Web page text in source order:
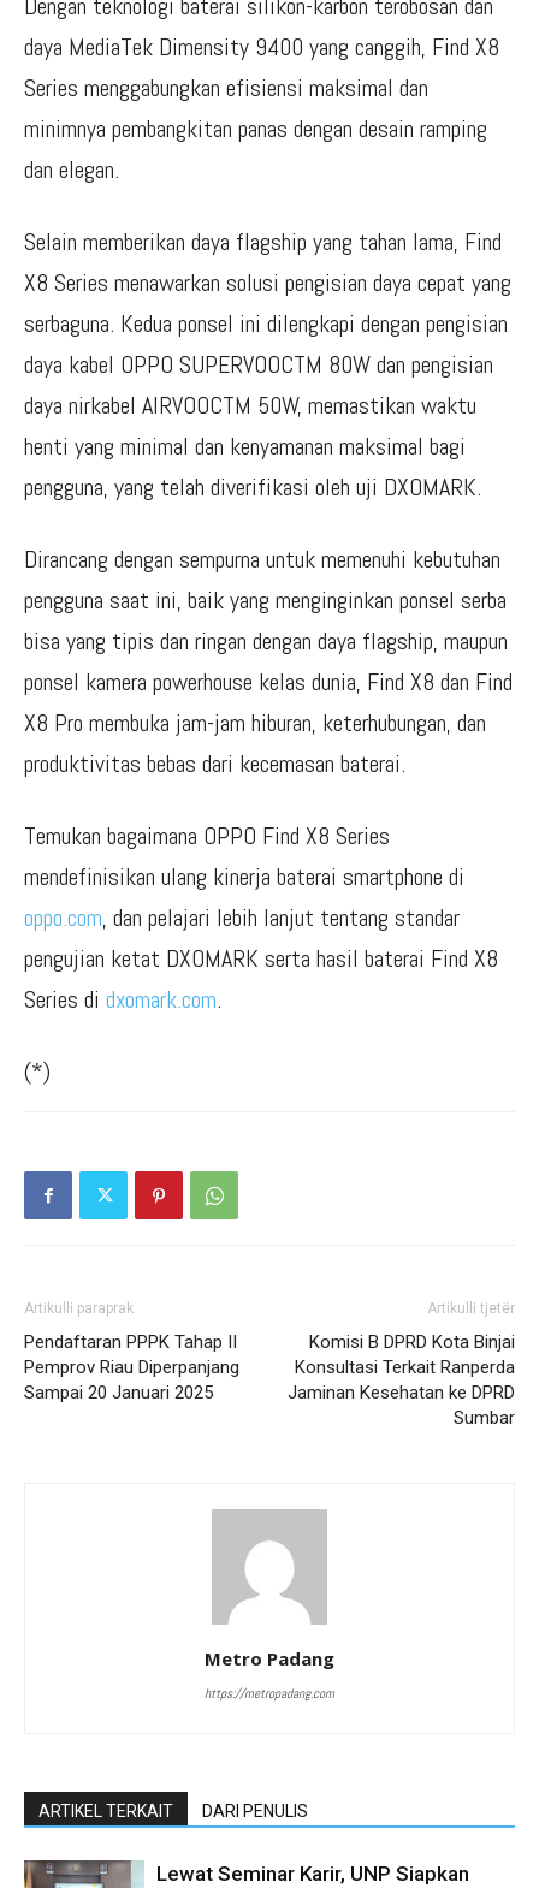
Dengan teknologi baterai silikon-karbon terobosan dan
daya MediaTek Dimensity 9400 yang canggih, Find X8
Series menggabungkan efisiensi maksimal dan
minimnya pembangkitan panas dengan desain ramping
dan elegan.
Selain memberikan daya flagship yang tahan lama, Find
X8 Series menawarkan solusi pengisian daya cepat yang
serbaguna. Kedua ponsel ini dilengkapi dengan pengisian
daya kabel OPPO SUPERVOOCTM 80W dan pengisian
daya nirkabel AIRVOOCTM 50W, memastikan waktu
henti yang minimal dan kenyamanan maksimal bagi
pengguna, yang telah diverifikasi oleh uji DXOMARK.
Dirancang dengan sempurna untuk memenuhi kebutuhan
pengguna saat ini, baik yang menginginkan ponsel serba
bisa yang tipis dan ringan dengan daya flagship, maupun
ponsel kamera powerhouse kelas dunia, Find X8 dan Find
X8 Pro membuka jam-jam hiburan, keterhubungan, dan
produktivitas bebas dari kecemasan baterai.
Temukan bagaimana OPPO Find X8 Series
mendefinisikan ulang kinerja baterai smartphone di
oppo.com, dan pelajari lebih lanjut tentang standar
pengujian ketat DXOMARK serta hasil baterai Find X8
Series di dxomark.com.
(*)
Artikulli paraprak
Pendaftaran PPPK Tahap II
Pemprov Riau Diperpanjang
Sampai 20 Januari 2025
Artikulli tjetër
Komisi B DPRD Kota Binjai
Konsultasi Terkait Ranperda
Jaminan Kesehatan ke DPRD
Sumbar
Metro Padang
https://metropadang.com
ARTIKEL TERKAIT DARI PENULIS
Lewat Seminar Karir, UNP Siapkan